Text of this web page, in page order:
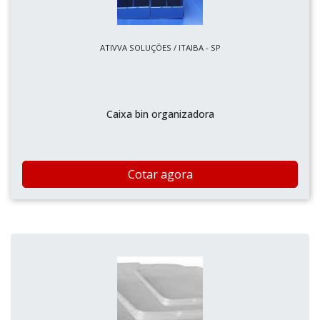
ATIVVA SOLUÇÕES / ITAIBA - SP
Caixa bin organizadora
Cotar agora